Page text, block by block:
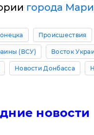
города
Происшествия
(ВСУ) Восток
Новости Донбасса
новости